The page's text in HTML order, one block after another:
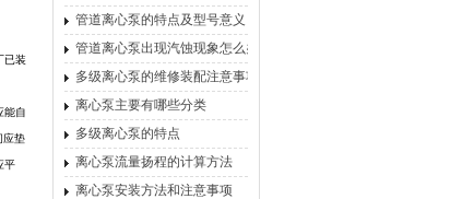
已装
能自
应垫
平
管道离心泵的特点及型号意义
管道离心泵出现汽蚀现象怎么办
多级离心泵的维修装配注意事项
离心泵主要有哪些分类
多级离心泵的特点
离心泵流量扬程的计算方法
离心泵安装方法和注意事项